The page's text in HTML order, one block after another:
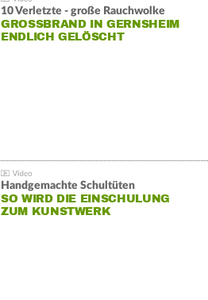
10 Verletzte - große Rauchwolke
GROSSBRAND IN GERNSHEIM E
NDLICH GELÖSCHT
Handgemachte Schultüten
SO WIRD DIE EINSCHULUNG
ZUM KUNSTWERK